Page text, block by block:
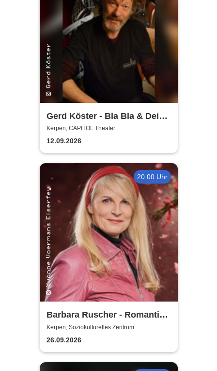
Gerd Köster - Bla Bla & Dei
Dei
Kerpen, CAPITOL Theater
12.09.2026
20:00 Uhr
Barbara Ruscher - Romantik,
aber zack, zack!
Kerpen, Soziokulturelles Zentrum
26.09.2026